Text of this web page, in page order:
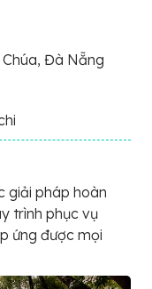
Đà Nẵng
giải pháp hoàn
trình phục vụ
ứng được mọi